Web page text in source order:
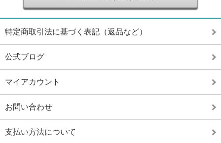
特定商取引法に基づく表記（返品など）
公式ブログ
マイアカウント
お問い合わせ
支払い方法について